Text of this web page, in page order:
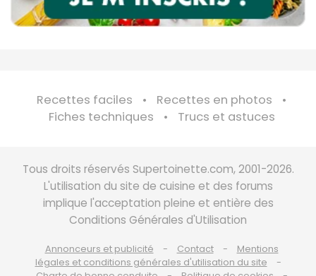
Recettes faciles
Recettes en photos
Fiches techniques
Trucs et astuces
Tous droits réservés Supertoinette.com, 2001-2026.
L'utilisation du site de cuisine et des forums
implique l'acceptation pleine et entière des
Conditions Générales d'Utilisation
Annonceurs et publicité Contact
Mentions
légales et conditions générales d'utilisation du site